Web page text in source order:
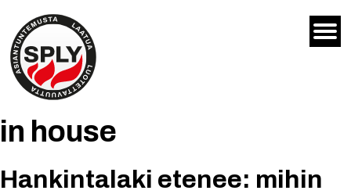
sisältöön
in house
Hankintalaki etenee: mihin